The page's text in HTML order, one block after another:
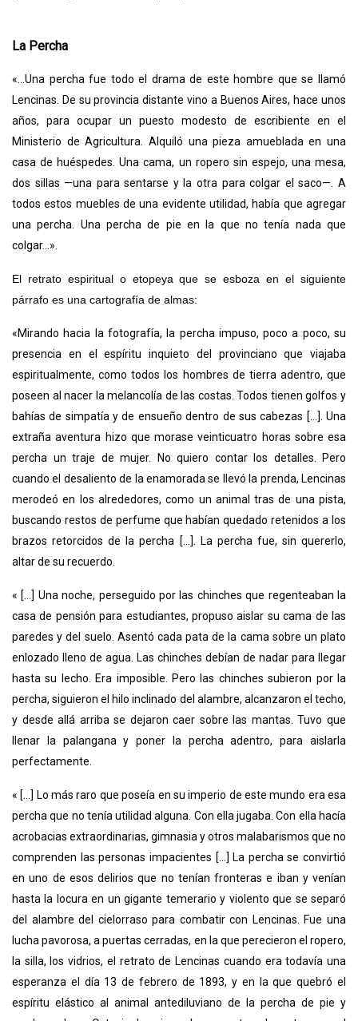
La Percha
«...Una percha fue todo el drama de este hombre que se llamó
Lencinas. De su provincia distante vino a Buenos Aires, hace unos
años, para ocupar un puesto modesto de escribiente en el
Ministerio de Agricultura. Alquiló una pieza amueblada en una
casa de huéspedes. Una cama, un ropero sin espejo, una mesa,
dos sillas —una para sentarse y la otra para colgar el saco—. A
todos estos muebles de una evidente utilidad, había que agregar
una percha. Una percha de pie en la que no tenía nada que
colgar...».
El retrato espiritual o etopeya que se esboza en el siguiente
párrafo es una cartografía de almas:
«Mirando hacia la fotografía, la percha impuso, poco a poco, su
presencia en el espíritu inquieto del provinciano que viajaba
espiritualmente, como todos los hombres de tierra adentro, que
poseen al nacer la melancolía de las costas. Todos tienen golfos y
bahías de simpatía y de ensueño dentro de sus cabezas [...]. Una
extraña aventura hizo que morase veinticuatro horas sobre esa
percha un traje de mujer. No quiero contar los detalles. Pero
cuando el desaliento de la enamorada se llevó la prenda, Lencinas
merodeó en los alrededores, como un animal tras de una pista,
buscando restos de perfume que habían quedado retenidos a los
brazos retorcidos de la percha [...]. La percha fue, sin quererlo,
altar de su recuerdo.
« [...] Una noche, perseguido por las chinches que regenteaban la
casa de pensión para estudiantes, propuso aislar su cama de las
paredes y del suelo. Asentó cada pata de la cama sobre un plato
enlozado lleno de agua. Las chinches debían de nadar para llegar
hasta su lecho. Era imposible. Pero las chinches subieron por la
percha, siguieron el hilo inclinado del alambre, alcanzaron el techo,
y desde allá arriba se dejaron caer sobre las mantas. Tuvo que
llenar la palangana y poner la percha adentro, para aislarla
perfectamente.
« [...] Lo más raro que poseía en su imperio de este mundo era esa
percha que no tenía utilidad alguna. Con ella jugaba. Con ella hacía
acrobacias extraordinarias, gimnasia y otros malabarismos que no
comprenden las personas impacientes [...] La percha se convirtió
en uno de esos delirios que no tenían fronteras e iban y venían
hasta la locura en un gigante temerario y violento que se separó
del alambre del cielorraso para combatir con Lencinas. Fue una
lucha pavorosa, a puertas cerradas, en la que perecieron el ropero,
la silla, los vidrios, el retrato de Lencinas cuando era todavía una
esperanza el día 13 de febrero de 1893, y en la que quebró el
espíritu elástico al animal antediluviano de la percha de pie y